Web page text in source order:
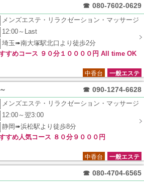
☎ 080-7602-0629
メンズエステ・リラクゼーション・マッサージ
12:00～Last
埼玉➠南大塚駅北口より徒歩2分
すめコース ９０分１００００円 All time OK
一般エステ
中香台
☎ 090-1274-6628
メンズエステ・リラクゼーション・マッサージ
12:00～翌3:00
静岡➠浜松駅より徒歩8分
すめ人気コース ８０分９０００円
一般エステ
中香台
☎ 080-4704-6565